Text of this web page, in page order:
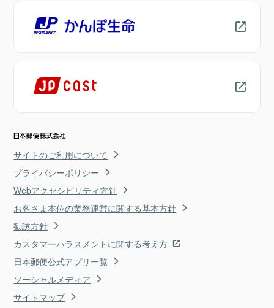
サイトのご利用について
プライバシーポリシー
Webアクセシビリティ方針
お客さま本位の業務運営に関する基本方針
勧誘方針
カスタマーハラスメントに関する考え方
日本郵便公式アプリ一覧
ソーシャルメディア
サイトマップ